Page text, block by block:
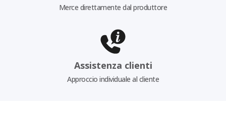
Merce direttamente dal produttore
Assistenza clienti
Approccio individuale al cliente